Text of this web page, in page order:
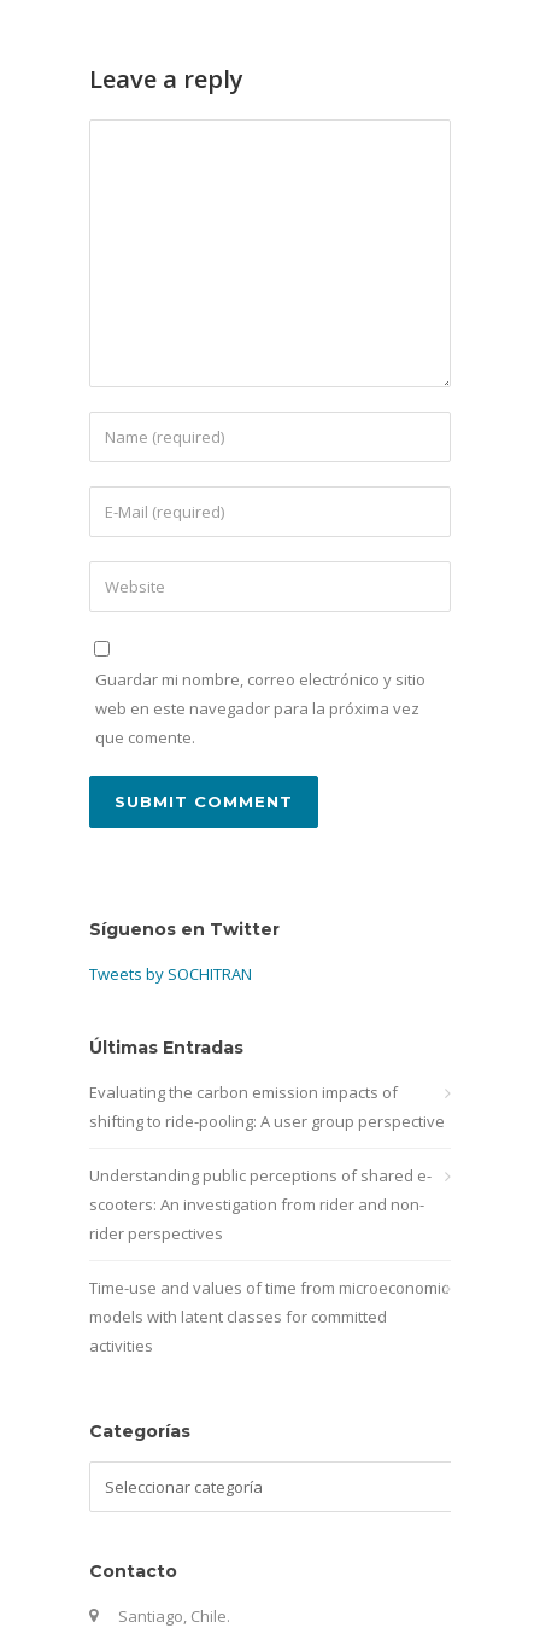
Leave a reply
Guardar mi nombre, correo electrónico y sitio
web en este navegador para la próxima vez
que comente.
Síguenos en Twitter
Tweets by SOCHITRAN
Últimas Entradas
Evaluating the carbon emission impacts of
shifting to ride-pooling: A user group perspective
Understanding public perceptions of shared e-
scooters: An investigation from rider and non-
rider perspectives
Time-use and values of time from microeconomic
models with latent classes for committed
activities
Categorías
Contacto
Santiago, Chile.